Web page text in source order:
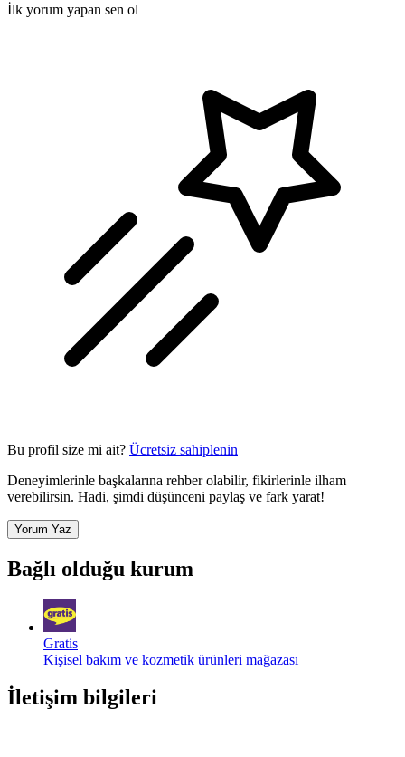
İlk yorum yapan sen ol
Bu profil size mi ait? Ücretsiz sahiplenin
Deneyimlerinle başkalarına rehber olabilir, fikirlerinle ilham
verebilirsin. Hadi, şimdi düşünceni paylaş ve fark yarat!
Yorum Yaz
Bağlı olduğu kurum
Gratis
Kişisel bakım ve kozmetik ürünleri mağazası
İletişim bilgileri